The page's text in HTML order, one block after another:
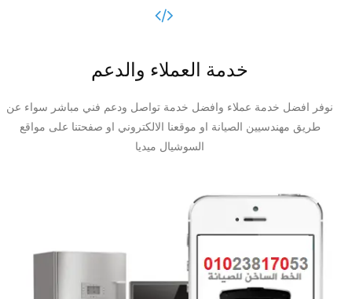
خدمة العملاء والدعم
نوفر افضل خدمة عملاء وافضل خدمة تواصل ودعم فني مباشر سواء عن
طريق مهندسيين الصيانة او موقعنا الالكتروني او صفحتنا على مواقع
السوشيال ميديا